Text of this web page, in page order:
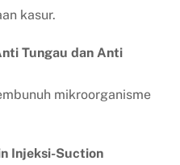
kasur.
Tungau dan Anti
mikroorganisme
Injeksi-Suction